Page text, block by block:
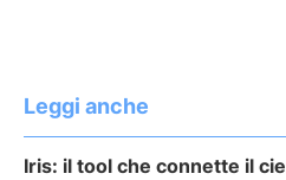
Leggi anche
Iris: il tool che connette il